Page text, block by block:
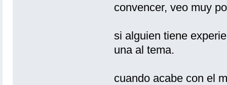
convencer, veo muy
si alguien tiene
una al tema.
cuando acabe con el